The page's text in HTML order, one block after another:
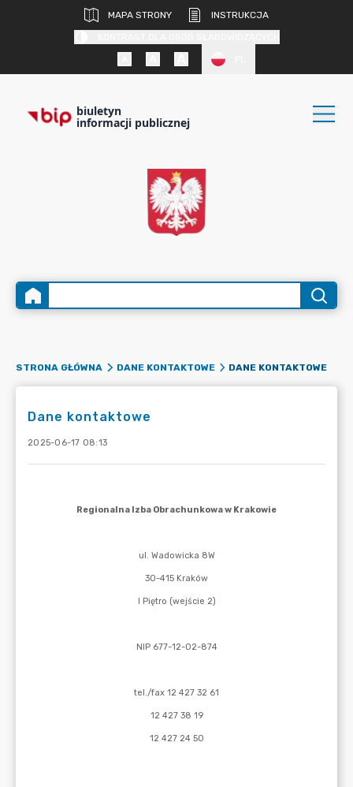
MAPA STRONY
INSTRUKCJA
biuletyn
informacji publicznej
STRONA GŁÓWNA DANE KONTAKTOWE DANE KONTAKTOWE
Dane kontaktowe
2025-06-17 08:13